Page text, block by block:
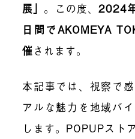
展」 。この度、 2024
日間でAKOMEYA
催されます。
本記事では、視察で
アルな魅力を地域バ
します。POPUPスト